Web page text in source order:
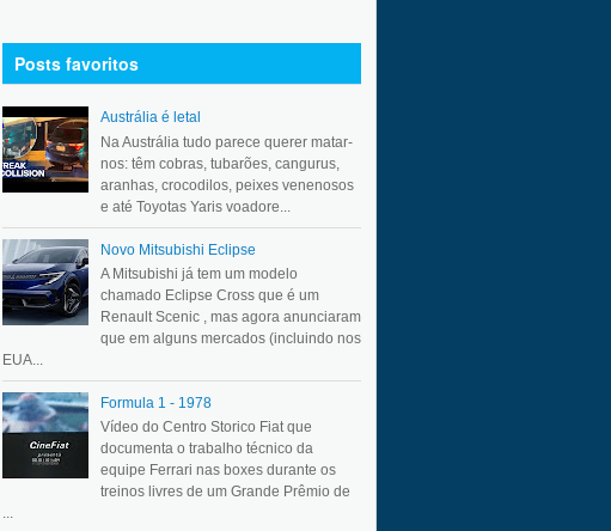
Posts favoritos
Austrália é letal
Na Austrália tudo parece querer matar-
nos: têm cobras, tubarões, cangurus,
aranhas, crocodilos, peixes venenosos
e até Toyotas Yaris voadore...
Novo Mitsubishi Eclipse
A Mitsubishi já tem um modelo
chamado Eclipse Cross que é um
Renault Scenic , mas agora anunciaram
que em alguns mercados (incluindo nos
EUA...
Formula 1 - 1978
Vídeo do Centro Storico Fiat que
documenta o trabalho técnico da
equipe Ferrari nas boxes durante os
treinos livres de um Grande Prêmio de
...